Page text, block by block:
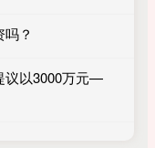
？
议以3000万元—